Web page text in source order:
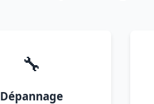
🔧
Dépannage